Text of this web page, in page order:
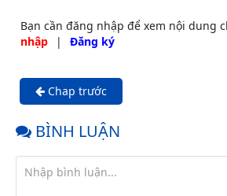
Bạn cần đăng nhập để xem nội dung
nhập
| Đăng ký
Chap trước
BÌNH LUẬN